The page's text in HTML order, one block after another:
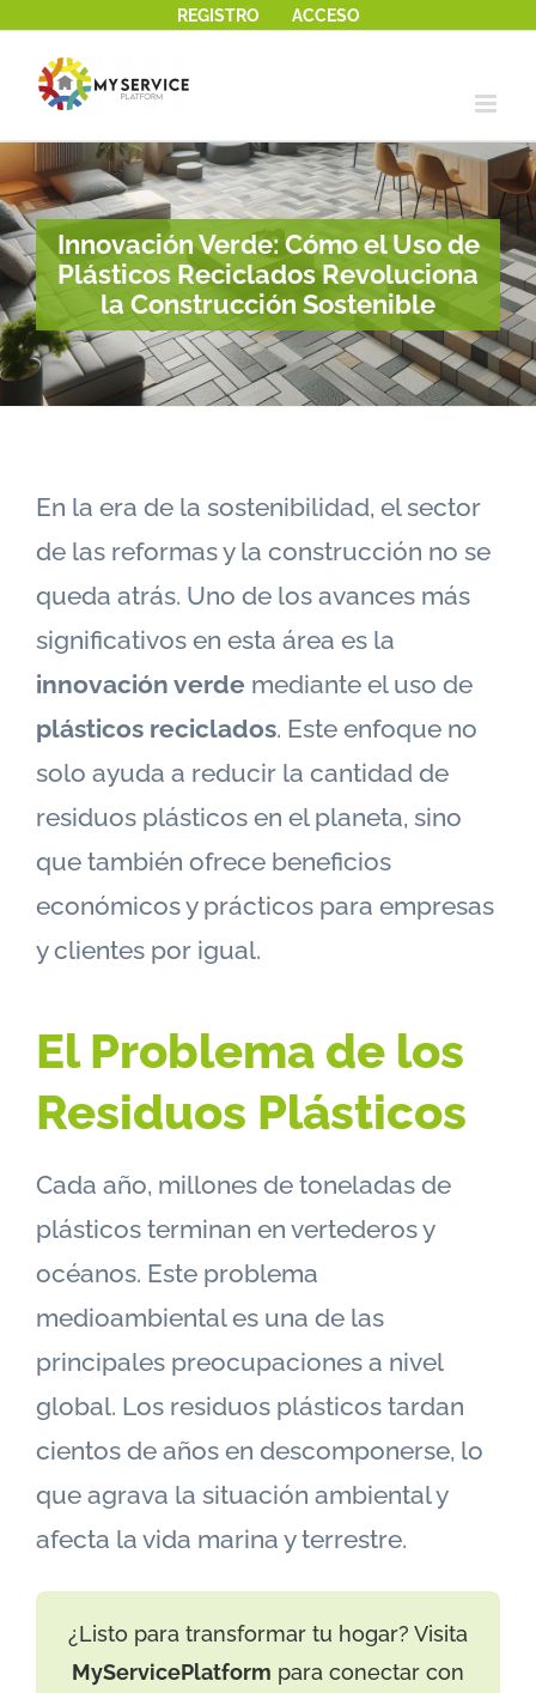
contenido
REGISTRO ACCESO
Innovación Verde: Cómo el Uso de
Plásticos Reciclados Revoluciona
la Construcción Sostenible
En la era de la sostenibilidad, el sector
de las reformas y la construcción no se
queda atrás. Uno de los avances más
significativos en esta área es la
innovación verde mediante el uso de
plásticos reciclados. Este enfoque no
solo ayuda a reducir la cantidad de
residuos plásticos en el planeta, sino
que también ofrece beneficios
económicos y prácticos para empresas
y clientes por igual.
El Problema de los
Residuos Plásticos
Cada año, millones de toneladas de
plásticos terminan en vertederos y
océanos. Este problema
medioambiental es una de las
principales preocupaciones a nivel
global. Los residuos plásticos tardan
cientos de años en descomponerse, lo
que agrava la situación ambiental y
afecta la vida marina y terrestre.
¿Listo para transformar tu hogar? Visita
MyServicePlatform para conectar con